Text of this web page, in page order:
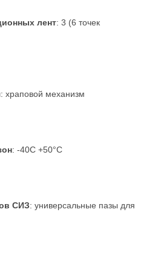
лент: 3 (6 точек
: храповой механизм
: -40С +50°С
СИЗ: универсальные пазы для